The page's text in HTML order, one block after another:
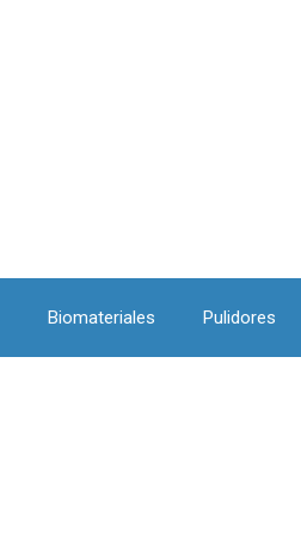
Biomateriales Pulidores